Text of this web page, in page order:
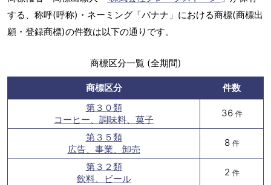
する、称呼(呼称)・ネーミング「バナナ」における商標(商標出
願・登録商標)の件数は以下の通りです。
商標区分一覧 (全期間)
商標区分
件数
第３０類
コーヒー、調味料、菓子
36 件
第３５類
広告、事業、卸売
8 件
第３２類
飲料、ビール
2 件